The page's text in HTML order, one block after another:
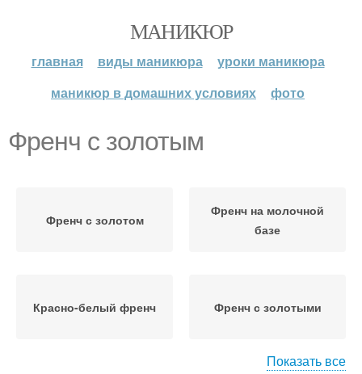
МАНИКЮР
главная виды маникюра
уроки маникюра
маникюр в домашних условиях
фото
Френч с золотым
Френч с золотом
Френч на молочной
базе
Красно-белый френч Френч с золотыми
Показать все